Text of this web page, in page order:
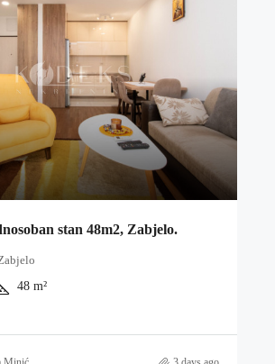
stan 48m2, Zabjelo.
48 m²